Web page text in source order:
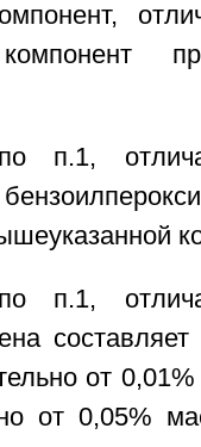
п.1,
п.1,
от
от 0,05%